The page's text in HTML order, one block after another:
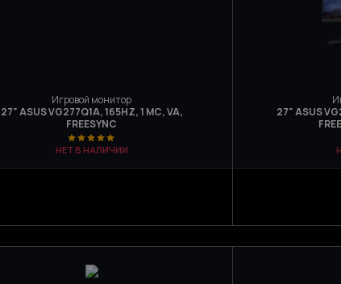
Игровой монитор
27" ASUS VG277Q1A, 165HZ, 1 МС, VA,
FREESYNC
НЕТ В НАЛИЧИИ
27" ASUS